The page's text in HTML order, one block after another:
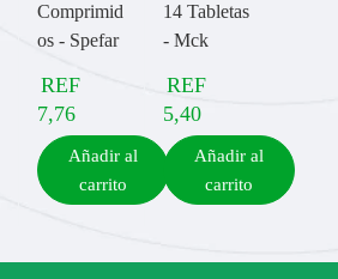
Comprimid
os - Spefar
REF
7,76
Añadir al
carrito
14 Tabletas
- Mck
REF
5,40
Añadir al
carrito